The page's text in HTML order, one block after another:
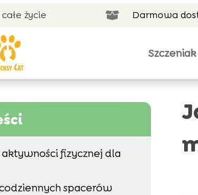
życie  Darmowa
Szczeniak
aktywności fizycznej dla
spacerów